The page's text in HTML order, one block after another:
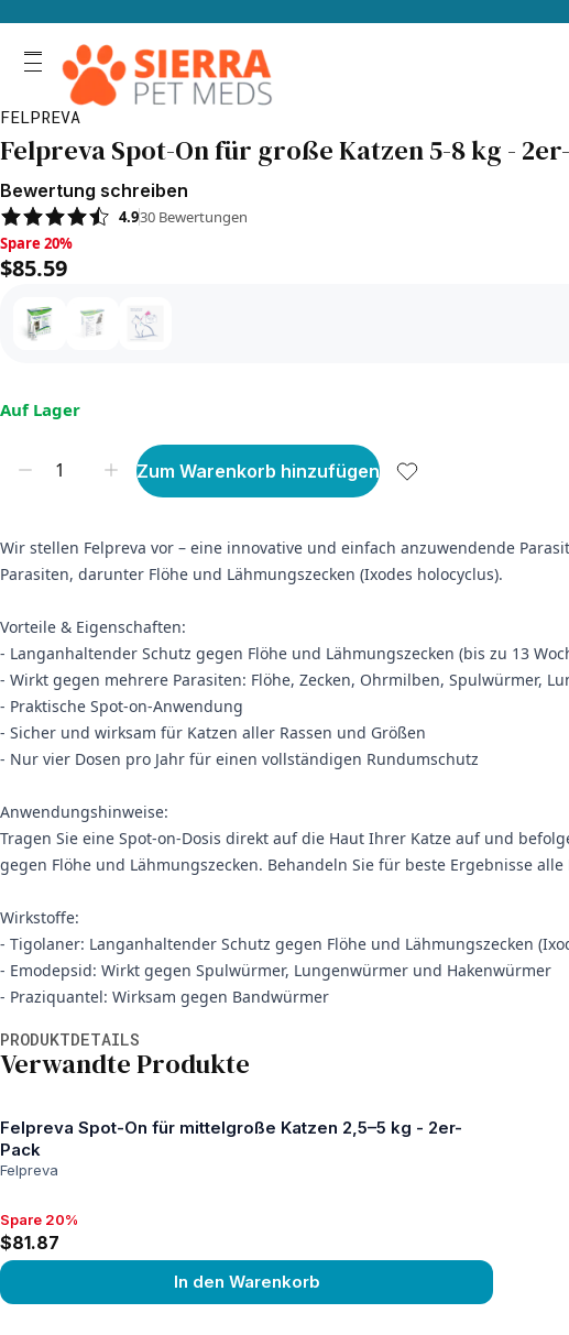
FELPREVA
Felpreva Spot-On für große Katzen 5-8 kg -
Bewertung schreiben
4.930 Bewertungen
Spare 20%, $85.59
Spare 20%
$85.59
Auf Lager
Zum Warenkorb hinzufügen
Wir stellen Felpreva vor – eine innovative und einfach anzuwendende
Parasiten, darunter Flöhe und Lähmungszecken (Ixodes holocyclus).
Vorteile & Eigenschaften:
- Langanhaltender Schutz gegen Flöhe und Lähmungszecken (bis zu 13
- Wirkt gegen mehrere Parasiten: Flöhe, Zecken, Ohrmilben, Spulwürmer,
- Praktische Spot-on-Anwendung
- Sicher und wirksam für Katzen aller Rassen und Größen
- Nur vier Dosen pro Jahr für einen vollständigen Rundumschutz
Anwendungshinweise:
Tragen Sie eine Spot-on-Dosis direkt auf die Haut Ihrer Katze auf und
gegen Flöhe und Lähmungszecken. Behandeln Sie für beste Ergebnisse
Wirkstoffe:
- Tigolaner: Langanhaltender Schutz gegen Flöhe und Lähmungszecken
- Emodepsid: Wirkt gegen Spulwürmer, Lungenwürmer und Hakenwürmer
- Praziquantel: Wirksam gegen Bandwürmer
PRODUKTDETAILS
Verwandte Produkte
Felpreva Spot-On für mittelgroße Katzen 2,5–5 kg - 2er-
Pack
Felpreva
Spare 20%, $81.87
Spare 20%
$81.87
In den Warenkorb